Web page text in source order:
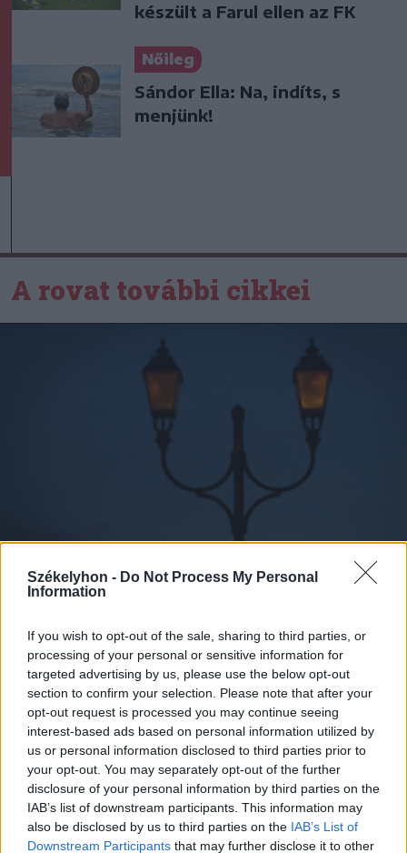
Székelyhon - Do Not Process My Personal
Information
If you wish to opt-out of the sale, sharing to third parties, or
processing of your personal or sensitive information for
targeted advertising by us, please use the below opt-out
section to confirm your selection. Please note that after your
opt-out request is processed you may continue seeing
interest-based ads based on personal information utilized by
us or personal information disclosed to third parties prior to
your opt-out. You may separately opt-out of the further
disclosure of your personal information by third parties on the
IAB’s list of downstream participants. This information may
also be disclosed by us to third parties on the IAB’s List of
Downstream Participants that may further disclose it to other
készült a Farul ellen az FK
Nőileg
Sándor Ella: Na, indíts, s
menjünk!
A rovat további cikkei
A közvilágításon spórol a
sepsiszentgyörgyi önkormányzat